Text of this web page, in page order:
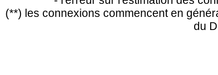
(**) les connexions commencent en
du